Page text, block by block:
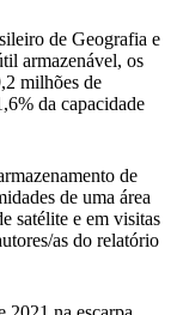
de Geografia e
armazenável, os
milhões de
da capacidade
de
de uma área
satélite e em visitas
as do relatório